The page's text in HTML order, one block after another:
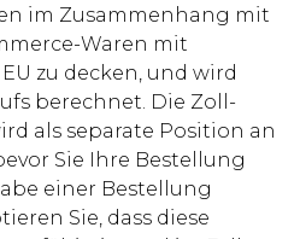
im Zusammenhang mit
Waren mit
zu decken, und wird
berechnet. Die Zoll-
als separate Position an
Sie Ihre Bestellung
einer Bestellung
Sie, dass diese